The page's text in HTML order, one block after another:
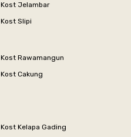
Kost Jelambar
Kost Slipi
Kost Rawamangun
Kost Cakung
Kost Kelapa Gading